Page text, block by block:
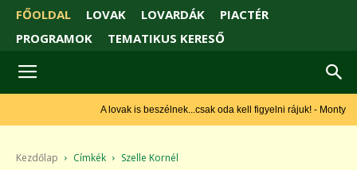
FŐOLDAL LOVAK LOVARDÁK
PIACTÉR
PROGRAMOK
TEMATIKUS KERESŐ
A lovak is beszélnek...csak oda kell figyelni rájuk! - Monty
Kezdőlap Címkék Szelle Kornél